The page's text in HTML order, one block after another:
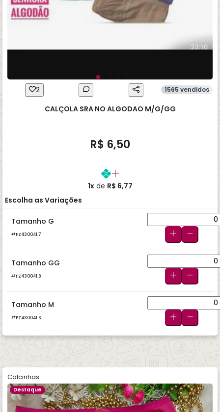
2 1565 vendidos
CALÇOLA SRA NO ALGODAO M/G/GG
R$ 6,50
1xde R$ 6,77
Escolha as Variações
Tamanho G
FZ430041.7
Tamanho GG
FZ430041.8
Tamanho M
FZ430041.6
Calcinhas
Destaque